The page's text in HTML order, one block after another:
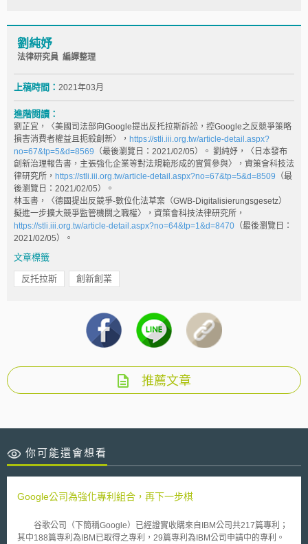
劉純妤
法律研究員 編譯整理
上稿時間： 2021年03月
進階閱讀：
劉芷宜，〈美國司法部向Google提出反托拉斯訴訟，控Google之反競爭策略
損害消費者權益且扼殺創新〉， https://stli.iii.org.tw/article-detail.aspx?
no=67&tp=5&d=8569 （最後瀏覽日：2021/02/05）。 劉純妤，〈日本發布
創新治理報告書，主張強化企業等對法規範形成的實質參與〉，資策會科技法
律研究所， https://stli.iii.org.tw/article-detail.aspx?no=67&tp=5&d=8509 （最
後瀏覽日：2021/02/05）。
林玉書，〈德國提出反競爭-數位化法草案（GWB-Digitalisierungsgesetz）
擬進一步擴大競爭監管機關之職權〉，資策會科技法律研究所，
https://stli.iii.org.tw/article-detail.aspx?no=64&tp=1&d=8470 （最後瀏覽日：
2021/02/05）。
文章標籤
反托拉斯 創新創業
推薦文章
你可能還會想看
Google公司為強化專利組合，再下一步棋
谷歌公司（下簡稱Google）已經證實收購來自IBM公司共217篇專利；
其中188篇專利為IBM已取得之專利，29篇專利為IBM公司申請中的專利。